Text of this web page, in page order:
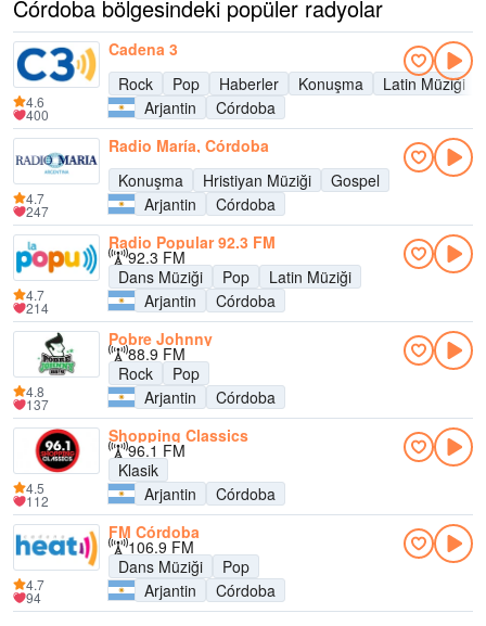
Córdoba bölgesindeki popüler radyolar
Cadena 3
Rock
Pop Haberler Konuşma Latin Müziği
Arjantin
Córdoba
4.6
400
Radio María, Córdoba
Konuşma
Hristiyan Müziği
Gospel
Arjantin
Córdoba
4.7
247
Radio Popular 92.3 FM
92.3 FM
Dans Müziği
Pop
Latin Müziği
Arjantin
Córdoba
4.7
214
Pobre Johnny
88.9 FM
Rock
Pop
Arjantin
Córdoba
4.8
137
Shopping Classics
96.1 FM
Klasik
Arjantin
Córdoba
4.5
112
FM Córdoba
106.9 FM
Dans Müziği
Pop
Arjantin
Córdoba
4.7
94